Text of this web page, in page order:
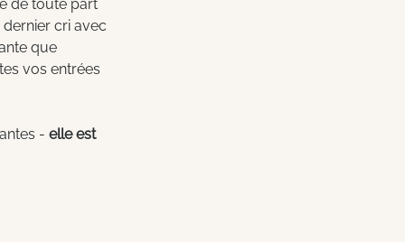
de toute part
cri avec
que
vos entrées
- elle est